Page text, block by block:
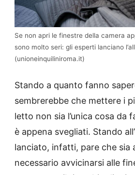
Se non apri le finestre della camera
sono molto seri: gli esperti lanciano
(unioneinquiliniroma.it)
Stando a quanto fanno
sembrerebbe che mettere i
letto non sia l’unica cosa da
è appena svegliati. Stando
lanciato, infatti, pare che sia
necessario avvicinarsi alle